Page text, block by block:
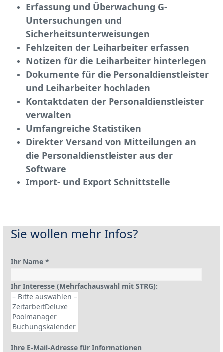
Erfassung und Überwachung G-
Untersuchungen und
Sicherheitsunterweisungen
Fehlzeiten der Leiharbeiter erfassen
Notizen für die Leiharbeiter hinterlegen
Dokumente für die Personaldienstleister
und Leiharbeiter hochladen
Kontaktdaten der Personaldienstleister
verwalten
Umfangreiche Statistiken
Direkter Versand von Mitteilungen an
die Personaldienstleister aus der
Software
Import- und Export Schnittstelle
Sie wollen mehr Infos?
Ihr Name *
Ihr Interesse (Mehrfachauswahl mit STRG):
Ihre E-Mail-Adresse für Informationen